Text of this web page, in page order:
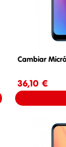
Cambiar
36,10 €